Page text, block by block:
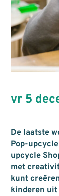
vr 5
De laatste
Pop-
upcycle
met
kunt
kinderen uit